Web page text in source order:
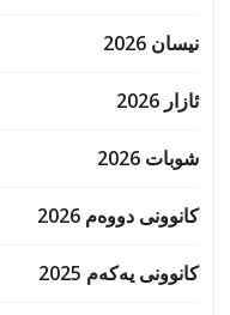
نیسان 2026
ئازار 2026
شوبات 2026
کانوونی دووەم 2026
کانوونی یەکەم 2025